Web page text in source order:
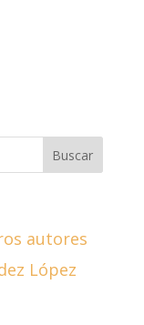
autores
López